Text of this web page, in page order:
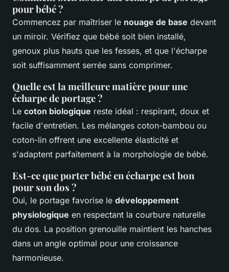
pour bébé ?
Commencez par maîtriser le nouage de base devant
un miroir. Vérifiez que bébé soit bien installé,
genoux plus hauts que les fesses, et que l'écharpe
soit suffisamment serrée sans comprimer.
Quelle est la meilleure matière pour une
écharpe de portage ?
Le coton biologique reste idéal : respirant, doux et
facile d'entretien. Les mélanges coton-bambou ou
coton-lin offrent une excellente élasticité et
s'adaptent parfaitement à la morphologie de bébé.
Est-ce que porter bébé en écharpe est bon
pour son dos ?
Oui, le portage favorise le développement
physiologique en respectant la courbure naturelle
du dos. La position grenouille maintient les hanches
dans un angle optimal pour une croissance
harmonieuse.